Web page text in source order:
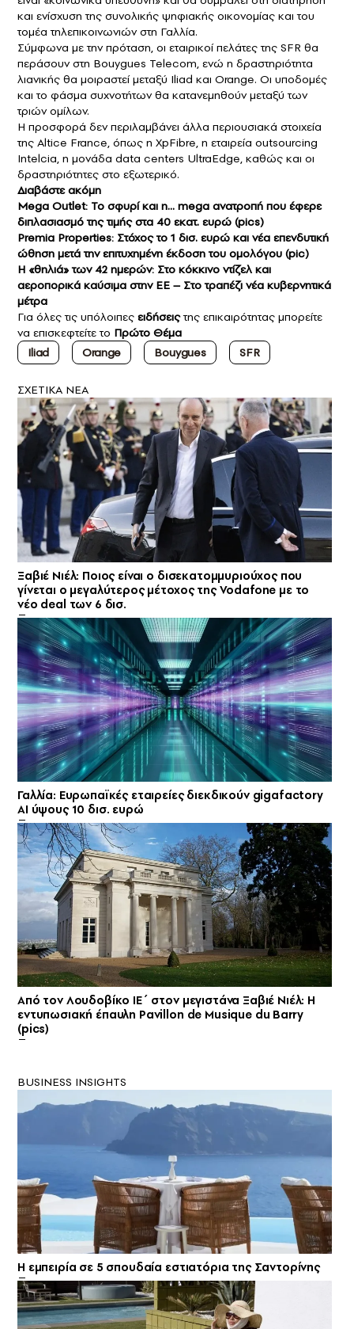
και ενίσχυση της συνολικής ψηφιακής οικονομίας και του
τομέα τηλεπικοινωνιών στη Γαλλία.
Σύμφωνα με την πρόταση, οι εταιρικοί πελάτες της SFR θα
περάσουν στη Bouygues Telecom, ενώ η δραστηριότητα
λιανικής θα μοιραστεί μεταξύ Iliad και Orange. Οι υποδομές
και το φάσμα συχνοτήτων θα κατανεμηθούν μεταξύ των
τριών ομίλων.
Η προσφορά δεν περιλαμβάνει άλλα περιουσιακά στοιχεία
της Altice France, όπως η XpFibre, η εταιρεία outsourcing
Intelcia, η μονάδα data centers UltraEdge, καθώς και οι
δραστηριότητες στο εξωτερικό.
Διαβάστε ακόμη
Mega Outlet: Το σφυρί και η… mega ανατροπή που έφερε
διπλασιασμό της τιμής στα 40 εκατ. ευρώ (pics)
Premia Properties: Στόχος το 1 δισ. ευρώ και νέα επενδυτική
ώθηση μετά την επιτυχημένη έκδοση του ομολόγου (pic)
Η «θηλιά» των 42 ημερών: Στο κόκκινο ντίζελ και
αεροπορικά καύσιμα στην ΕΕ – Στο τραπέζι νέα κυβερνητικά
μέτρα
Για όλες τις υπόλοιπες ειδήσειςτης επικαιρότητας μπορείτε
να επισκεφτείτε το Πρώτο Θέμα
Iliad
Orange Bouygues SFR
ΣXETIKA NEA
Ξαβιέ Νιέλ: Ποιος είναι ο δισεκατομμυριούχος που
γίνεται ο μεγαλύτερος μέτοχος της Vodafone με το
νέο deal των 6 δισ.
Γαλλία: Ευρωπαϊκές εταιρείες διεκδικούν gigafactory
AI ύψους 10 δισ. ευρώ
Από τον Λουδοβίκο ΙΕ΄ στον μεγιστάνα Ξαβιέ Νιέλ: Η
εντυπωσιακή έπαυλη Pavillon de Musique du Barry
(pics)
BUSINESS INSIGHTS
Η εμπειρία σε 5 σπουδαία εστιατόρια της Σαντορίνης